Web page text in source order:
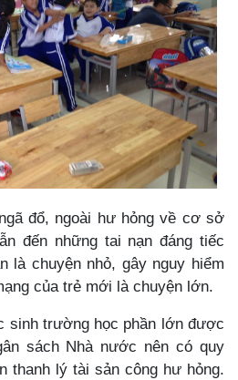
đổ, ngoài hư hỏng về cơ sở
đến những tai nạn đáng tiếc
là chuyện nhỏ, gây nguy hiểm
của trẻ mới là chuyện lớn.
sinh trường học phần lớn được
sách Nhà nước nên có quy
thanh lý tài sản công hư hỏng.